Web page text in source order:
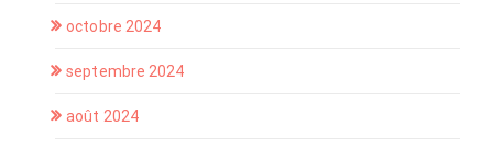
octobre 2024
septembre 2024
août 2024